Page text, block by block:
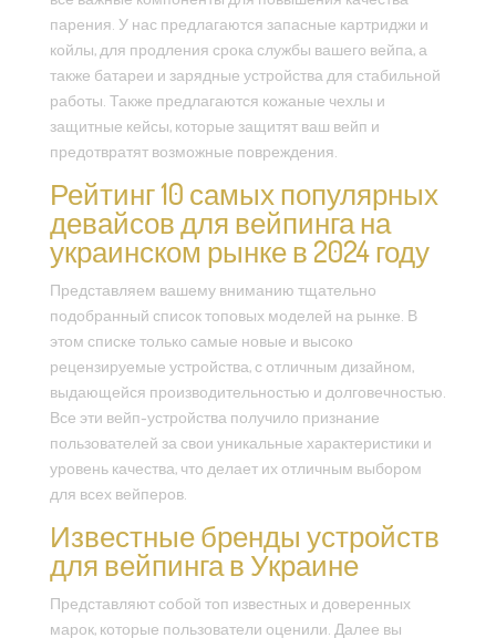
парения. У нас предлагаются запасные картриджи и
койлы, для продления срока службы вашего вейпа, а
также батареи и зарядные устройства для стабильной
работы. Также предлагаются кожаные чехлы и
защитные кейсы, которые защитят ваш вейп и
предотвратят возможные повреждения.
Рейтинг 10 самых популярных
девайсов для вейпинга на
украинском рынке в 2024 году
Представляем вашему вниманию тщательно
подобранный список топовых моделей на рынке. В
этом списке только самые новые и высоко
рецензируемые устройства, с отличным дизайном,
выдающейся производительностью и долговечностью.
Все эти вейп-устройства получило признание
пользователей за свои уникальные характеристики и
уровень качества, что делает их отличным выбором
для всех вейперов.
Известные бренды устройств
для вейпинга в Украине
Представляют собой топ известных и доверенных
марок, которые пользователи оценили. Далее вы